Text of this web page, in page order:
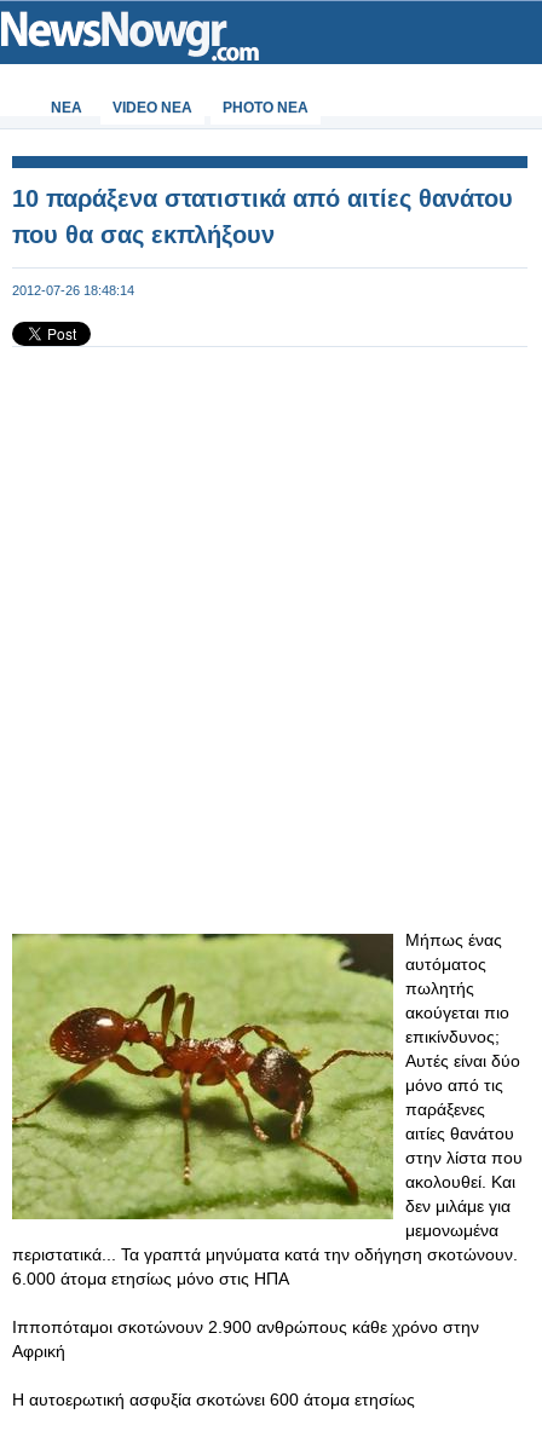
ΝΕΑ VIDEO NEA PHOTO NEA
10 παράξενα στατιστικά από αιτίες θανάτου
που θα σας εκπλήξουν
2012-07-26 18:48:14
Μήπως ένας
αυτόματος
πωλητής
ακούγεται πιο
επικίνδυνος;
Αυτές είναι δύο
μόνο από τις
παράξενες
αιτίες θανάτου
στην λίστα που
ακολουθεί. Και
δεν μιλάμε για
μεμονωμένα
περιστατικά... Τα γραπτά μηνύματα κατά την οδήγηση σκοτώνουν.
6.000 άτομα ετησίως μόνο στις ΗΠΑ
Ιπποπόταμοι σκοτώνουν 2.900 ανθρώπους κάθε χρόνο στην
Αφρική
Η αυτοερωτική ασφυξία σκοτώνει 600 άτομα ετησίως